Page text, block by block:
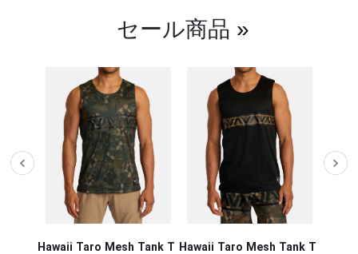
セール商品 »
Hawaii Taro Mesh Tank T Hawaii Taro Mesh Tank T